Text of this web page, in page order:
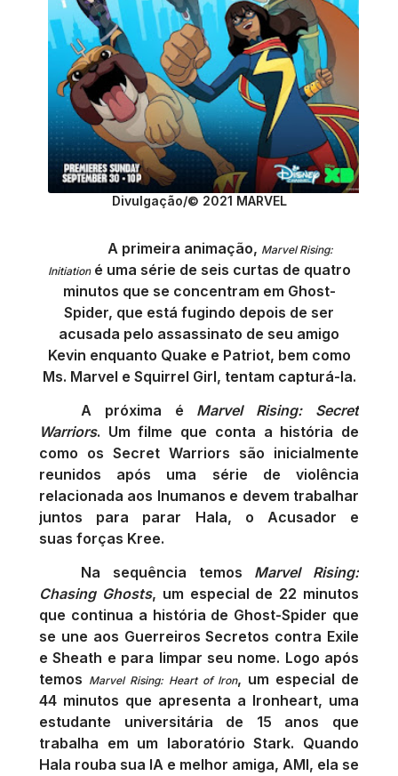
Divulgação/© 2021 MARVEL
A primeira animação, MarvelRising:
Initiationé uma série de seis curtas de quatro
minutos que se concentram em Ghost-
Spider, que está fugindo depois de ser
acusada pelo assassinato de seu amigo
Kevin enquanto Quake e Patriot, bem como
Ms. Marvel e Squirrel Girl, tentam capturá-la.
A próxima é Marvel Rising: Secret
Warriors. Um filme que conta a história de
como os Secret Warriors são inicialmente
reunidos após uma série de violência
relacionada aos Inumanos e devem trabalhar
juntos para parar Hala, o Acusador e
suas forças Kree.
Na sequência temos Marvel Rising:
Chasing Ghosts, um especial de 22 minutos
que continua a história de Ghost-Spider que
se une aos Guerreiros Secretos contra Exile
e Sheath e para limpar seu nome. Logo após
temos Marvel Rising: Heart of Iron, um especial de
44 minutos que apresenta a Ironheart, uma
estudante universitária de 15 anos que
trabalha em um laboratório Stark. Quando
Hala rouba sua IA e melhor amiga, AMI, ela se